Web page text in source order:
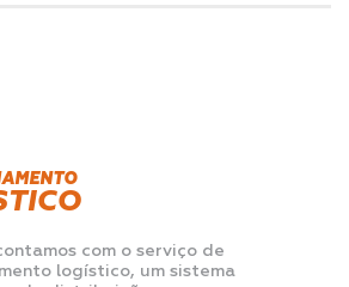
com o serviço de
logístico, um sistema